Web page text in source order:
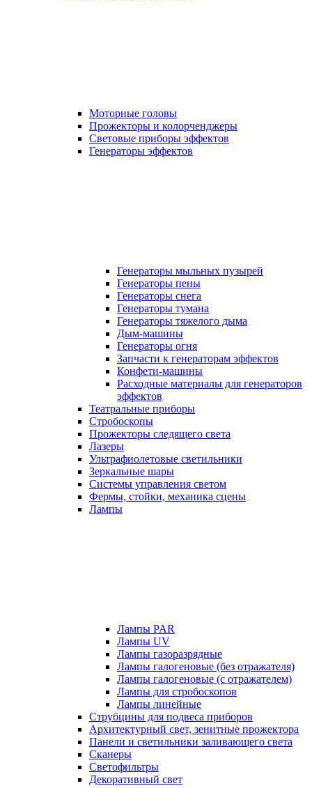
Моторные головы
Прожекторы и колорченджеры
Световые приборы эффектов
Генераторы эффектов
Генераторы мыльных пузырей
Генераторы пены
Генераторы снега
Генераторы тумана
Генераторы тяжелого дыма
Дым-машины
Генераторы огня
Запчасти к генераторам эффектов
Конфети-машины
Расходные материалы для генераторов
эффектов
Театральные приборы
Стробоскопы
Прожекторы следящего света
Лазеры
Ультрафиолетовые светильники
Зеркальные шары
Системы управления светом
Фермы, стойки, механика сцены
Лампы
Лампы PAR
Лампы UV
Лампы газоразрядные
Лампы галогеновые (без отражателя)
Лампы галогеновые (с отражателем)
Лампы для стробоскопов
Лампы линейные
Струбцины для подвеса приборов
Архитектурный свет, зенитные прожектора
Панели и светильники заливающего света
Сканеры
Светофильтры
Декоративный свет